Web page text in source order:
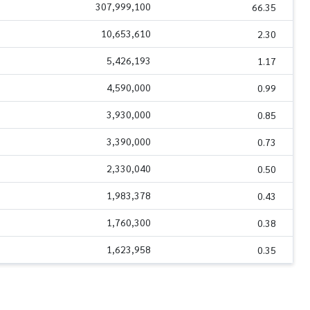
307,999,100 66.35
10,653,610 2.30
5,426,193 1.17
4,590,000 0.99
3,930,000 0.85
3,390,000 0.73
2,330,040 0.50
1,983,378 0.43
1,760,300 0.38
1,623,958 0.35